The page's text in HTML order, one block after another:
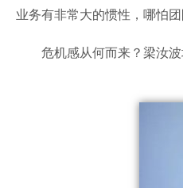
业务有非常大的惯性，哪怕
危机感从何而来？梁汝